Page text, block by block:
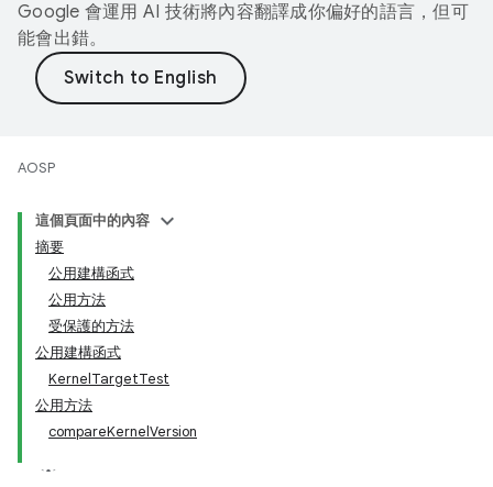
Google 會運用 AI 技術將內容翻譯成你偏好的語言，但可
能會出錯。
AOSP
這個頁面中的內容
摘要
公用建構函式
公用方法
受保護的方法
公用建構函式
KernelTargetTest
公用方法
compareKernelVersion